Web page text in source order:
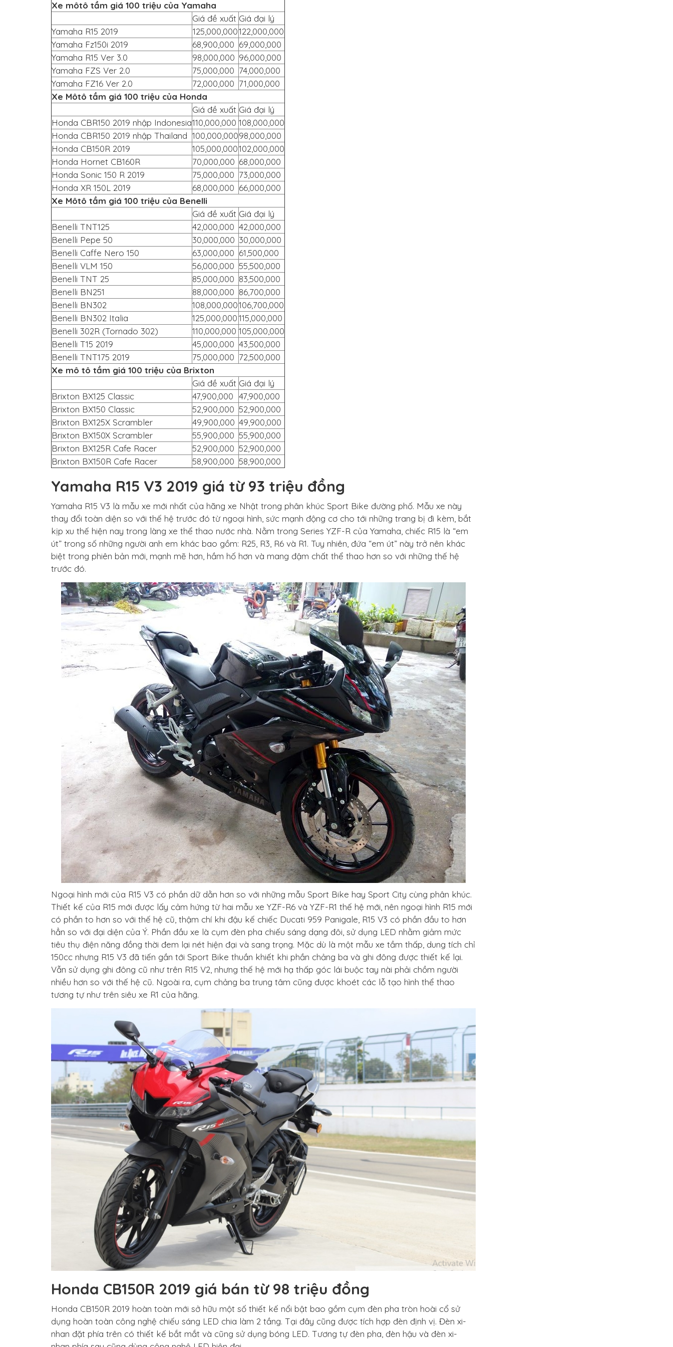
Xe môtô tầm giá 100 triệu của Yamaha
Giá đề xuất Giá đại lý
Yamaha R15 2019
125,000,000122,000,000
Yamaha Fz150i 2019
68,900,000 69,000,000
Yamaha R15 Ver 3.0
98,000,000 96,000,000
Yamaha FZS Ver 2.0
75,000,000 74,000,000
Yamaha FZ16 Ver 2.0
72,000,000 71,000,000
Xe Môtô tầm giá 100 triệu của Honda
Giá đề xuất Giá đại lý
Honda CBR150 2019 nhập Indonesia110,000,000 108,000,000
Honda CBR150 2019 nhập Thailand 100,000,00098,000,000
Honda CB150R 2019
105,000,000102,000,000
Honda Hornet CB160R
70,000,000 68,000,000
Honda Sonic 150 R 2019
75,000,000 73,000,000
Honda XR 150L 2019
68,000,000 66,000,000
Xe Môtô tầm giá 100 triệu của Benelli
Giá đề xuất Giá đại lý
Benelli TNT125
42,000,000 42,000,000
Benelli Pepe 50
30,000,000 30,000,000
Benelli Caffe Nero 150
63,000,000 61,500,000
Benelli VLM 150
56,000,000 55,500,000
Benelli TNT 25
85,000,000 83,500,000
Benelli BN251
88,000,000 86,700,000
Benelli BN302
108,000,000106,700,000
Benelli BN302 Italia
125,000,000115,000,000
Benelli 302R (Tornado 302)
110,000,000 105,000,000
Benelli T15 2019
45,000,000 43,500,000
Benelli TNT175 2019
75,000,000 72,500,000
Xe mô tô tầm giá 100 triệu của Brixton
Giá đề xuất Giá đại lý
Brixton BX125 Classic
47,900,000 47,900,000
Brixton BX150 Classic
52,900,000 52,900,000
Brixton BX125X Scrambler
49,900,000 49,900,000
Brixton BX150X Scrambler
55,900,000 55,900,000
Brixton BX125R Cafe Racer
52,900,000 52,900,000
Brixton BX150R Cafe Racer
58,900,000 58,900,000
Yamaha R15 V3 2019 giá từ 93 triệu đồng
Yamaha R15 V3 là mẫu xe mới nhất của hãng xe Nhật trong phân khúc Sport Bike đường phố. Mẫu xe này
thay đổi toàn diện so với thế hệ trước đó từ ngoại hình, sức mạnh động cơ cho tới những trang bị đi kèm, bắt
kịp xu thế hiện nay trong làng xe thể thao nước nhà. Nằm trong Series YZF-R của Yamaha, chiếc R15 là “em
út” trong số những người anh em khác bao gồm: R25, R3, R6 và R1. Tuy nhiên, đứa “em út” này trở nên khác
biệt trong phiên bản mới, mạnh mẽ hơn, hầm hố hơn và mang đậm chất thể thao hơn so với những thế hệ
trước đó.
Ngoại hình mới của R15 V3 có phần dữ dằn hơn so với những mẫu Sport Bike hay Sport City cùng phân khúc.
Thiết kế của R15 mới được lấy cảm hứng từ hai mẫu xe YZF-R6 và YZF-R1 thế hệ mới, nên ngoại hình R15 mới
có phần to hơn so với thế hệ cũ, thậm chí khi đậu kế chiếc Ducati 959 Panigale, R15 V3 có phần đầu to hơn
hẳn so với đại diện của Ý. Phần đầu xe là cụm đèn pha chiếu sáng dạng đôi, sử dụng LED nhằm giảm mức
tiêu thụ điện năng đồng thời đem lại nét hiện đại và sang trọng. Mặc dù là một mẫu xe tầm thấp, dung tích chỉ
150cc nhưng R15 V3 đã tiến gần tới Sport Bike thuần khiết khi phần chảng ba và ghi đông được thiết kế lại.
Vẫn sử dụng ghi đông cũ như trên R15 V2, nhưng thế hệ mới hạ thấp góc lái buộc tay nài phải chồm người
nhiều hơn so với thế hệ cũ. Ngoài ra, cụm chảng ba trung tâm cũng được khoét các lỗ tạo hình thể thao
tương tự như trên siêu xe R1 của hãng.
Honda CB150R 2019 giá bán từ 98 triệu đồng
Honda CB150R 2019 hoàn toàn mới sở hữu một số thiết kế nổi bật bao gồm cụm đèn pha tròn hoài cổ sử
dụng hoàn toàn công nghệ chiếu sáng LED chia làm 2 tầng. Tại đây cũng được tích hợp đèn định vị. Đèn xi-
nhan đặt phía trên có thiết kế bắt mắt và cũng sử dụng bóng LED. Tương tự đèn pha, đèn hậu và đèn xi-